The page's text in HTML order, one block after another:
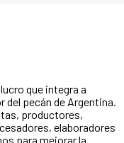
que integra a
del pecán de Argentina.
productores,
elaboradores
para mejorar la